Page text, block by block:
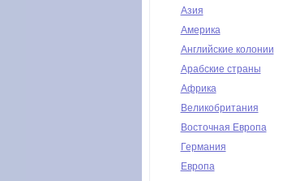
Азия
Америка
Английские колонии
Арабские страны
Африка
Великобритания
Восточная Европа
Германия
Европа